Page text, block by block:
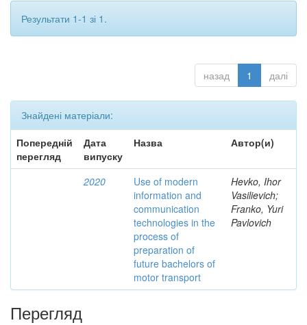
Результати 1-1 зі 1.
назад 1 далі
Знайдені матеріали:
Попередній
перегляд
Дата
випуску
Назва Автор(и)
2020
Use of modern
information and
communication
technologies in the
process of
preparation of
future bachelors of
motor transport
Hevko, Ihor
Vasilievich;
Franko, Yuri
Pavlovich
Перегляд